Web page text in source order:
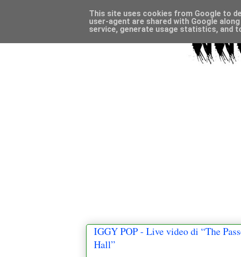
IGGY POP - Live video di “The
Hall”
This site uses cookies from Google to
user-agent are shared with Google
service, generate usage statistics, and